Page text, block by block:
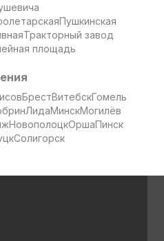
Пушкинская
Тракторный завод
площадь
БрестВитебскГомель
ЛидаМинскМогилёв
НовополоцкОршаПинск
Солигорск